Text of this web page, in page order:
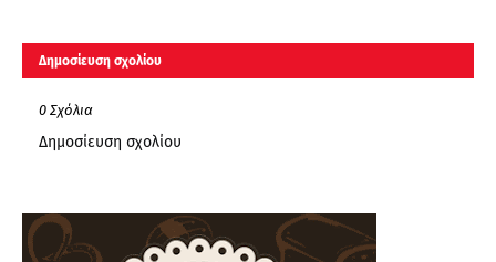
Δημοσίευση σχολίου
0 Σχόλια
Δημοσίευση σχολίου